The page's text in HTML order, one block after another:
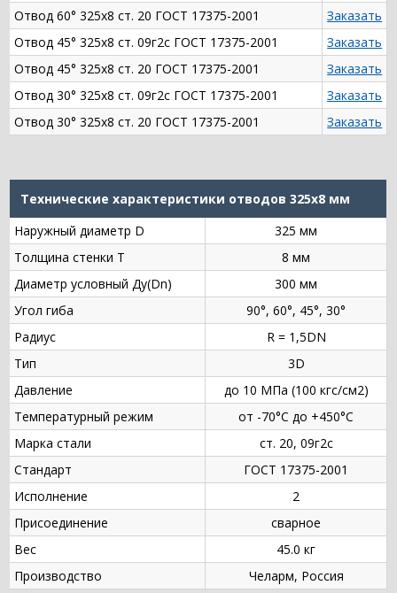
Отвод 60° 325х8 ст. 20 ГОСТ 17375-2001
Заказать
Отвод 45° 325х8 ст. 09г2с ГОСТ 17375-2001
Заказать
Отвод 45° 325х8 ст. 20 ГОСТ 17375-2001
Заказать
Отвод 30° 325х8 ст. 09г2с ГОСТ 17375-2001
Заказать
Отвод 30° 325х8 ст. 20 ГОСТ 17375-2001
Заказать
Технические характеристики отводов 325х8 мм
Наружный диаметр D
325 мм
Толщина стенки Т
8 мм
Диаметр условный Ду(Dn)
300 мм
Угол гиба
90°, 60°, 45°, 30°
Радиус
R = 1,5DN
Тип
3D
Давление
до 10 МПа (100 кгс/см2)
Температурный режим
от -70°С до +450°С
Марка стали
ст. 20, 09г2с
Стандарт
ГОСТ 17375-2001
Исполнение
2
Присоединение
сварное
Вес
45.0 кг
Производство
Челарм, Россия